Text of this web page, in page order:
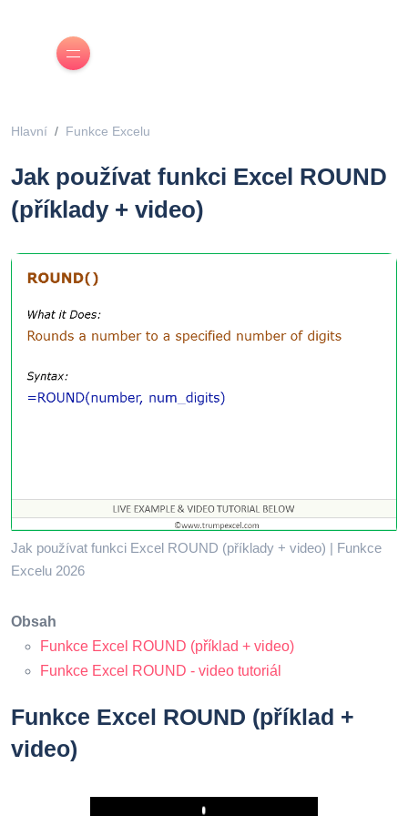
Hlavní Funkce Excelu
Jak používat funkci Excel ROUND
(příklady + video)
Jak používat funkci Excel ROUND (příklady + video) | Funkce
Excelu 2026
Obsah
Funkce Excel ROUND (příklad + video)
Funkce Excel ROUND - video tutoriál
Funkce Excel ROUND (příklad +
video)